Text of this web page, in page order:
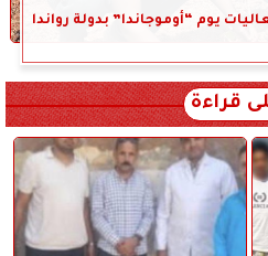
يوم “أوموجاندا” بدولة رواندا
قراءة